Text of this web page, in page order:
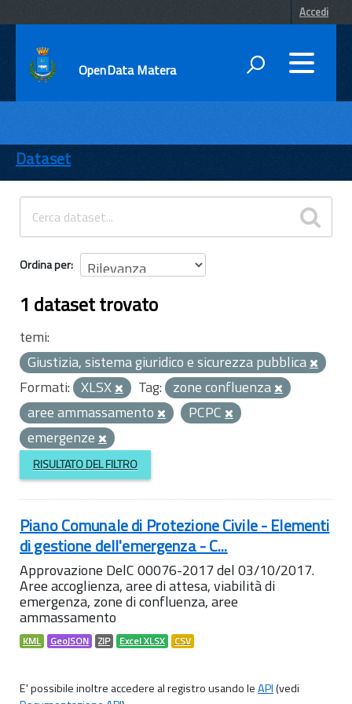
Accedi
OpenData Matera
ENTI
TEMI
INFORMAZIONI
Dataset
Ordina per
1 dataset trovato
temi:
Giustizia, sistema giuridico e sicurezza pubblica
Formati: XLSX Tag: zone confluenza
aree ammassamento
PCPC
emergenze
RISULTATO DEL FILTRO
Piano Comunale di Protezione Civile - Elementi
di gestione dell'emergenza - C...
Approvazione DelC 00076-2017 del 03/10/2017.
Aree accoglienza, aree di attesa, viabilità di
emergenza, zone di confluenza, aree
ammassamento
KML GeoJSON ZIP Excel XLSX CSV
E' possibile inoltre accedere al registro usando leAPI(vedi